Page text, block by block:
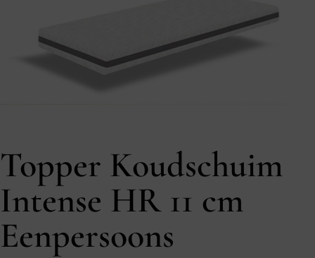
Topper Koudschuim
Intense HR 11 cm
Eenpersoons